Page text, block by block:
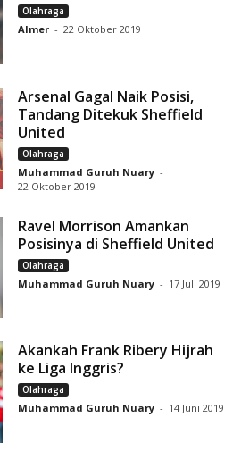
Olahraga
Almer - 22 Oktober 2019
Arsenal Gagal Naik Posisi,
Tandang Ditekuk Sheffield
United
Olahraga
Muhammad Guruh Nuary -
22 Oktober 2019
Ravel Morrison Amankan
Posisinya di Sheffield United
Olahraga
Muhammad Guruh Nuary - 17 Juli 2019
Akankah Frank Ribery Hijrah
ke Liga Inggris?
Olahraga
Muhammad Guruh Nuary - 14 Juni 2019